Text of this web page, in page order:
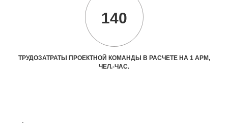
140
ТРУДОЗАТРАТЫ ПРОЕКТНОЙ КОМАНДЫ В РАСЧЕТЕ НА 1 АРМ,
ЧЕЛ.-ЧАС.